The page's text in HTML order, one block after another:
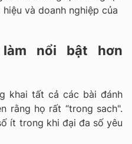
và doanh nghiệp của
nổi bật hơn
khai tất cả các bài đánh
rằng họ rất “trong sach".
ít trong khi đại đa số yêu